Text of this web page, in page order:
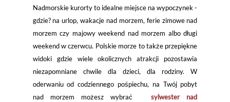
Nadmorskie kurorty to idealne miejsce na wypoczynek -
gdzie? na urlop, wakacje nad morzem, ferie zimowe nad
morzem czy majowy weekend nad morzem albo długi
weekend w czerwcu. Polskie morze to także przepiękne
widoki gdzie wiele okolicznych atrakcji pozostawia
niezapomniane chwile dla dzieci, dla rodziny. W
oderwaniu od codziennego pośpiechu, na Twój pobyt
nad morzem możesz wybrać
sylwester nad